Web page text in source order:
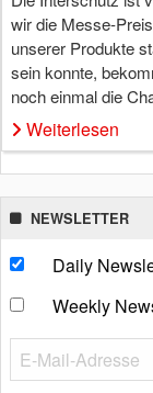
wir die Messe-
unserer Produkte
sein konnte,
noch einmal die
Weiterlesen
NEWSLETTER
Daily
Weekly